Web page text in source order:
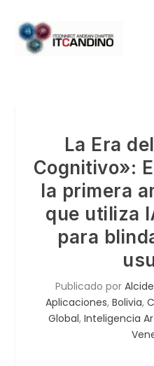
La Era
Cognitivo»:
la primera
que utiliza
para
Publicado por
Aplicaciones, Bolivia,
Global, Inteligencia